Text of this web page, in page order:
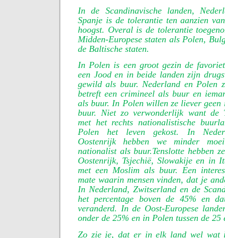
In de Scandinavische landen,
Spanje is de tolerantie ten aanzien
hoogst. Overal is de tolerantie
Midden-Europese staten als Polen,
de Baltische staten.
In Polen is een groot gezin de
een Jood en in beide landen zijn
gewild als buur. Nederland en Polen
betreft een crimineel als buur en
als buur. In Polen willen ze liever geen
buur. Niet zo verwonderlijk want de
met het rechts nationalistische
Polen het leven gekost. In
Oostenrijk hebben we minder
nationalist als buur.Tenslotte hebben
Oostenrijk, Tsjechië, Slowakije en in
met een Moslim als buur. Een
mate waarin mensen vinden, dat je
In Nederland, Zwitserland en de
het percentage boven de 45% en
veranderd. In de Oost-Europese
onder de 25% en in Polen tussen de 25
Zo zie je, dat er in elk land wel wat